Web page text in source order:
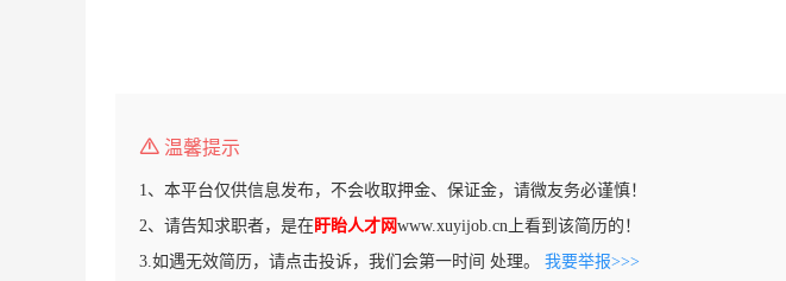
温馨提示
1、本平台仅供信息发布，不会收取押金、保证金，请微友务必谨慎！
2、请告知求职者，是在盱眙人才网www.xuyijob.cn上看到该简历的！
3.如遇无效简历，请点击投诉，我们会第一时间 处理。 我要举报>>>